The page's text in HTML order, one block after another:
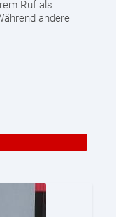
Ruf als
andere